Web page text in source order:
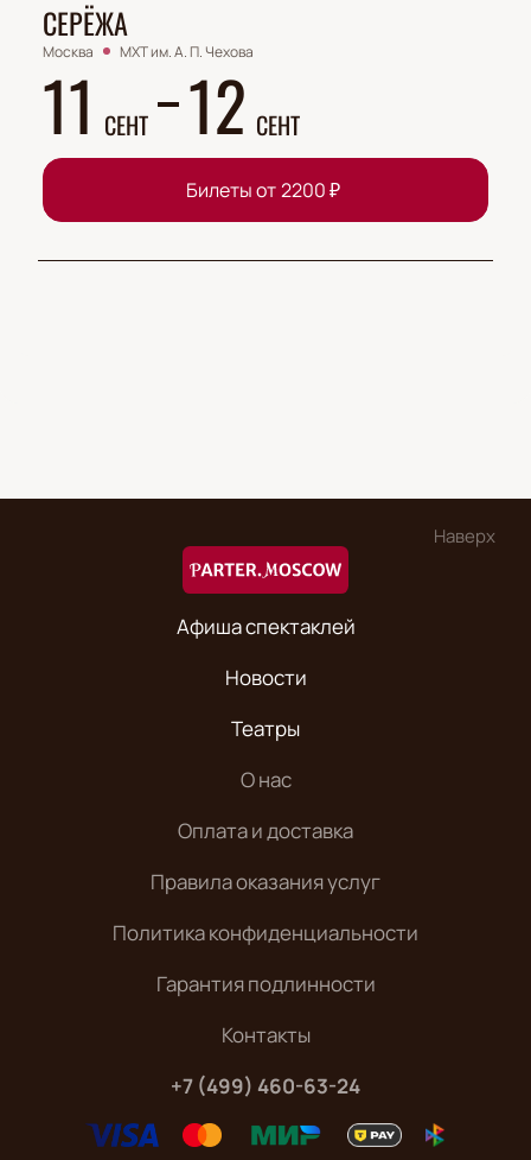
СЕРЁЖА
Москва МХТ им. А. П. Чехова
11 СЕНТ 12 СЕНТ
Билеты от2200₽
Наверх
Афиша спектаклей
Новости
Театры
О нас
Оплата и доставка
Правила оказания услуг
Политика конфиденциальности
Гарантия подлинности
Контакты
+7 (499) 460-63-24